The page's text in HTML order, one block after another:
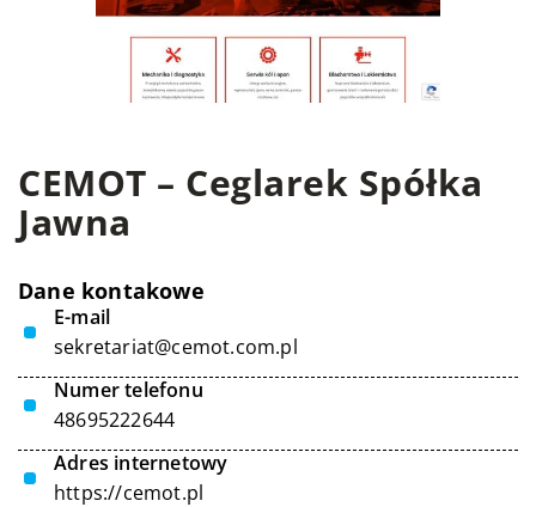
CEMOT – Ceglarek Spółka
Jawna
Dane kontakowe
E-mail
sekretariat@cemot.com.pl
Numer telefonu
48695222644
Adres internetowy
https://cemot.pl